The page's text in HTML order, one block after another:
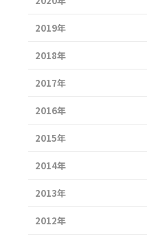
2019年
2018年
2017年
2016年
2015年
2014年
2013年
2012年